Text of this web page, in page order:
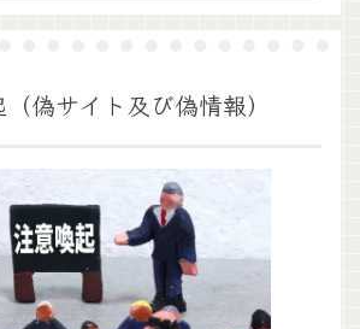
偽サイト及び偽情報）